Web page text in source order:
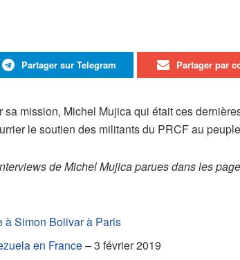
Partager sur Telegram Partager par
sa mission, Michel Mujica qui était ces
le soutien des militants du PRCF au
de Michel Mujica parues dans les
à Simon Bolivar à Paris
en France– 3 février 2019